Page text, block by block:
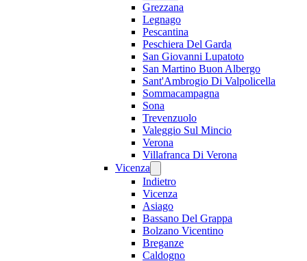
Grezzana
Legnago
Pescantina
Peschiera Del Garda
San Giovanni Lupatoto
San Martino Buon Albergo
Sant'Ambrogio Di Valpolicella
Sommacampagna
Sona
Trevenzuolo
Valeggio Sul Mincio
Verona
Villafranca Di Verona
Vicenza
Indietro
Vicenza
Asiago
Bassano Del Grappa
Bolzano Vicentino
Breganze
Caldogno